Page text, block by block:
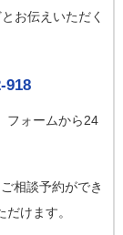
お伝えいただく
918
フォームから24
相談予約ができ
けます。